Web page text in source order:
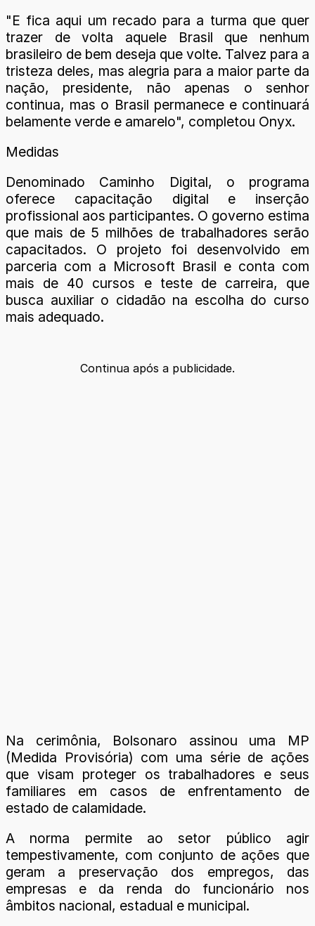
"E fica aqui um recado para a turma que quer
trazer de volta aquele Brasil que nenhum
brasileiro de bem deseja que volte. Talvez para a
tristeza deles, mas alegria para a maior parte da
nação, presidente, não apenas o senhor
continua, mas o Brasil permanece e continuará
belamente verde e amarelo", completou Onyx.
Medidas
Denominado Caminho Digital, o programa
oferece capacitação digital e inserção
profissional aos participantes. O governo estima
que mais de 5 milhões de trabalhadores serão
capacitados. O projeto foi desenvolvido em
parceria com a Microsoft Brasil e conta com
mais de 40 cursos e teste de carreira, que
busca auxiliar o cidadão na escolha do curso
mais adequado.
Continua após a publicidade.
Na cerimônia, Bolsonaro assinou uma MP
(Medida Provisória) com uma série de ações
que visam proteger os trabalhadores e seus
familiares em casos de enfrentamento de
estado de calamidade.
A norma permite ao setor público agir
tempestivamente, com conjunto de ações que
geram a preservação dos empregos, das
empresas e da renda do funcionário nos
âmbitos nacional, estadual e municipal.